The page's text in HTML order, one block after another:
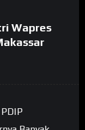
Wapres